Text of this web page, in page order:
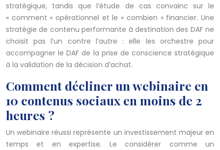
stratégique, tandis que l’étude de cas convainc sur le
« comment » opérationnel et le « combien » financier. Une
stratégie de contenu performante à destination des DAF ne
choisit pas l’un contre l’autre : elle les orchestre pour
accompagner le DAF de la prise de conscience stratégique
à la validation de la décision d’achat.
Comment décliner un webinaire en
10 contenus sociaux en moins de 2
heures ?
Un webinaire réussi représente un investissement majeur en
temps et en expertise. Le considérer comme un